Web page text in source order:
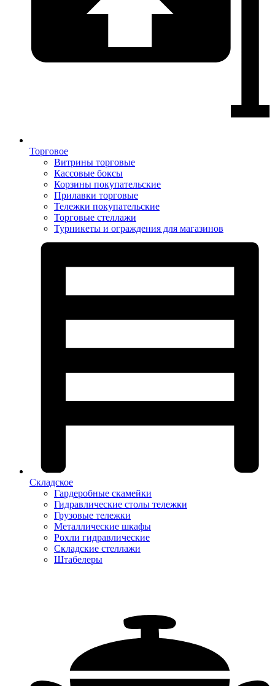
Торговое
Витрины торговые
Кассовые боксы
Корзины покупательские
Прилавки торговые
Тележки покупательские
Торговые стеллажи
Турникеты и ограждения для магазинов
Складское
Гардеробные скамейки
Гидравлические столы тележки
Грузовые тележки
Металлические шкафы
Рохли гидравлические
Складские стеллажи
Штабелеры